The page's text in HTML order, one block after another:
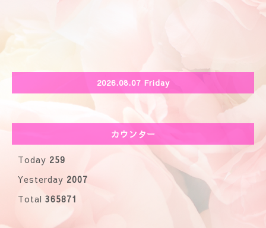
2026.08.07 Friday
カウンター
Today 259
Yesterday 2007
Total 365871